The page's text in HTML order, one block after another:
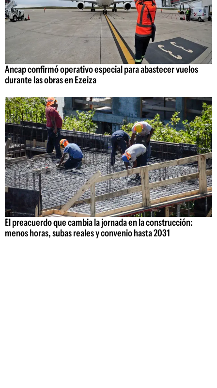
Ancap confirmó operativo especial para abastecer vuelos
durante las obras en Ezeiza
El preacuerdo que cambia la jornada en la construcción:
menos horas, subas reales y convenio hasta 2031